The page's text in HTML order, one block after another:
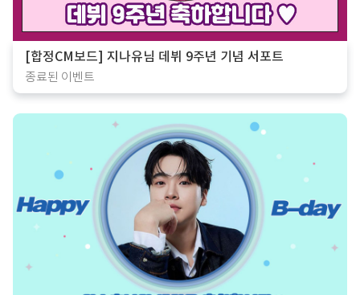
[합정CM보드] 지나유님 데뷔 9주년 기념 서포트
종료된 이벤트